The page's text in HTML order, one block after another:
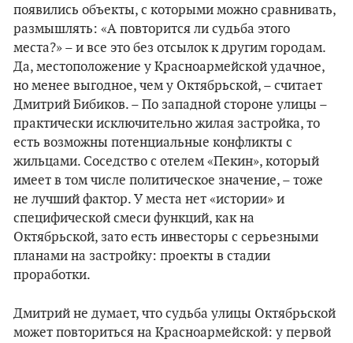
появились объекты, с которыми можно сравнивать,
размышлять: «А повторится ли судьба этого
места?» – и все это без отсылок к другим городам.
Да, местоположение у Красноармейской удачное,
но менее выгодное, чем у Октябрьской, – считает
Дмитрий Бибиков. – По западной стороне улицы –
практически исключительно жилая застройка, то
есть возможны потенциальные конфликты с
жильцами. Соседство с отелем «Пекин», который
имеет в том числе политическое значение, – тоже
не лучший фактор. У места нет «истории» и
специфической смеси функций, как на
Октябрьской, зато есть инвесторы с серьезными
планами на застройку: проекты в стадии
проработки.
Дмитрий не думает, что судьба улицы Октябрьской
может повториться на Красноармейской: у первой